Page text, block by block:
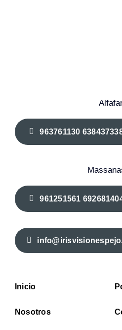
963761130
961251561
Inicio
Nosotros